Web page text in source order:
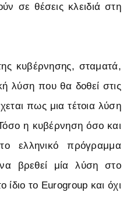
σε θέσεις κλειδιά στη
κυβέρνησης, σταματά,
λύση που θα δοθεί στις
πως μια τέτοια λύση
η κυβέρνηση όσο και
ελληνικό πρόγραμμα
να βρεθεί μία λύση στο
ίδιο το Eurogroup και όχι